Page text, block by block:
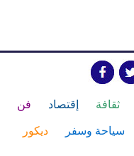
ثقافة إقتصاد فن
سياحة وسفر ديكور